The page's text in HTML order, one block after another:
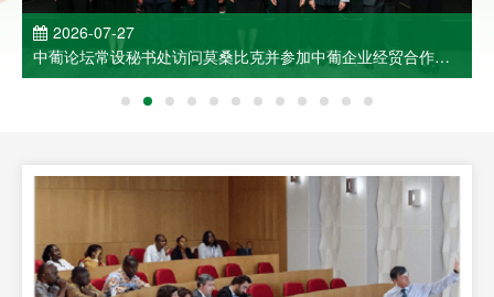
2026-07-27
中葡论坛常设秘书处访问莫桑比克并参加中葡企业经贸合作洽
谈会